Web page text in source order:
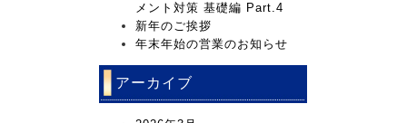
メント対策 基礎編 Part.4
新年のご挨拶
年末年始の営業のお知らせ
アーカイブ